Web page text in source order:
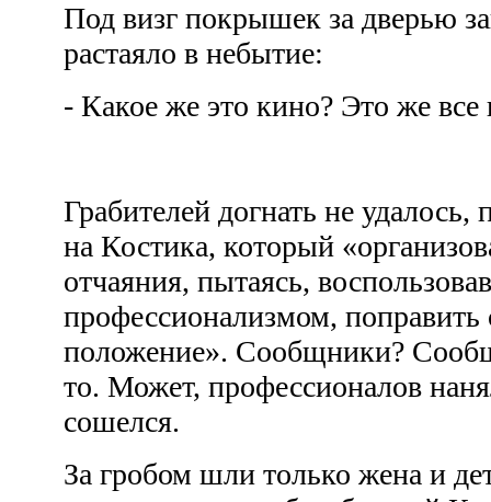
Под визг покрышек за дверью
растаяло в небытие:
- Какое же это кино? Это же
Грабителей догнать не
на Костика, который
отчаяния, пытаясь,
профессионализмом, поправить
положение». Сообщники?
то. Может, профессионалов
сошелся.
За гробом шли только жена и